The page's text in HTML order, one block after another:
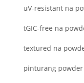
uV-resistant na
tGIC-free na
textured na
pinturang